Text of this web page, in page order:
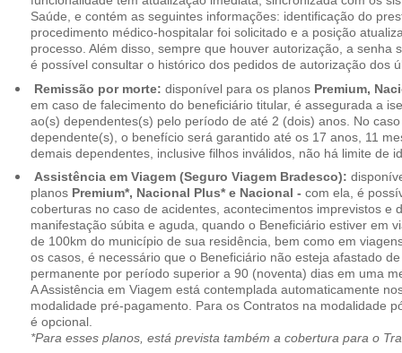
Saúde, e contém as seguintes informações: identificação do
procedimento médico-hospitalar foi solicitado e a posição
processo. Além disso, sempre que houver autorização, a senha
é possível consultar o histórico dos pedidos de autorização dos
Remissão por morte: disponível para os planos Premium,
em caso de falecimento do beneficiário titular, é assegurada a
ao(s) dependentes(s) pelo período de até 2 (dois) anos. No
dependente(s), o benefício será garantido até os 17 anos, 11
demais dependentes, inclusive filhos inválidos, não há limite de
Assistência em Viagem (Seguro Viagem Bradesco):
planos Premium*, Nacional Plus* e Nacional - com ela, é
coberturas no caso de acidentes, acontecimentos imprevistos e
manifestação súbita e aguda, quando o Beneficiário estiver em
de 100km do município de sua residência, bem como em
os casos, é necessário que o Beneficiário não esteja afastado
permanente por período superior a 90 (noventa) dias em uma
A Assistência em Viagem está contemplada automaticamente
modalidade pré-pagamento. Para os Contratos na modalidade
é opcional.
*Para esses planos, está prevista também a cobertura para o